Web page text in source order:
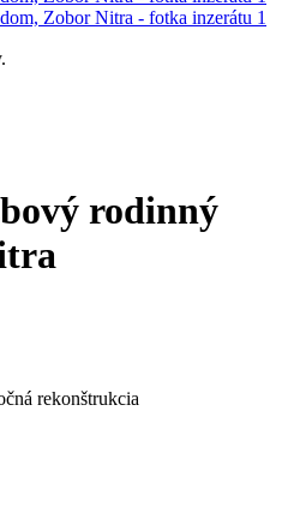
rodinný
rekonštrukcia